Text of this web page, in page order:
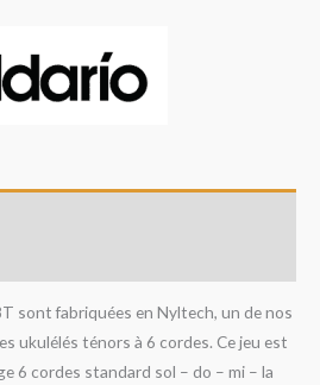
sont fabriquées en Nyltech, un de nos
ukulélés ténors à 6 cordes. Ce jeu est
6 cordes standard sol – do – mi – la